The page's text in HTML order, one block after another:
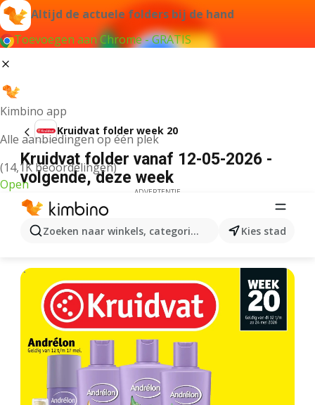
Altijd de actuele folders bij de hand
Toevoegen aan Chrome - GRATIS
Kimbino app
Alle aanbiedingen op één plek
(14,1K beoordelingen)
Open
Zoeken naar winkels, categorieën, producten...
Kies stad
Kruidvat folder week 20
Kruidvat folder vanaf 12-05-2026 -
volgende, deze week
ADVERTENTIE